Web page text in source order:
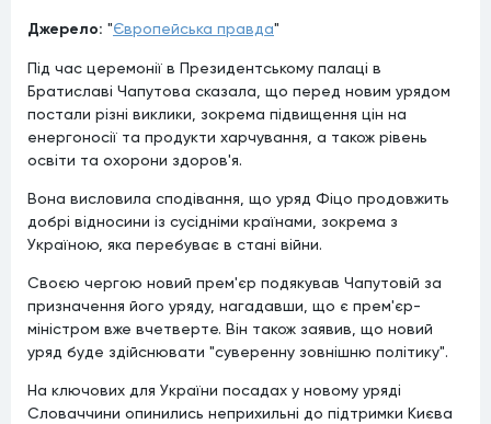
Джерело: "Європейська правда"
Під час церемонії в Президентському палаці в
Братиславі Чапутова сказала, що перед новим урядом
постали різні виклики, зокрема підвищення цін на
енергоносії та продукти харчування, а також рівень
освіти та охорони здоров'я.
Вона висловила сподівання, що уряд Фіцо продовжить
добрі відносини із сусідніми країнами, зокрема з
Україною, яка перебуває в стані війни.
Своєю чергою новий прем'єр подякував Чапутовій за
призначення його уряду, нагадавши, що є прем'єр-
міністром вже вчетверте. Він також заявив, що новий
уряд буде здійснювати "суверенну зовнішню політику".
На ключових для України посадах у новому уряді
Словаччини опинились неприхильні до підтримки Києва